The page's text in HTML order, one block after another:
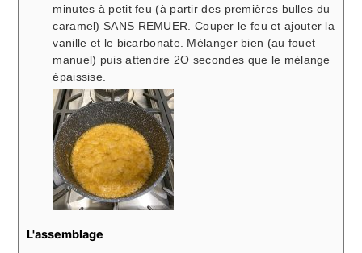
minutes à petit feu (à partir des premières bulles du
caramel) SANS REMUER. Couper le feu et ajouter la
vanille et le bicarbonate. Mélanger bien (au fouet
manuel) puis attendre 2O secondes que le mélange
épaissise.
L'assemblage